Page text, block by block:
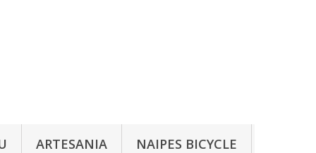
ARTESANIA NAIPES BICYCLE